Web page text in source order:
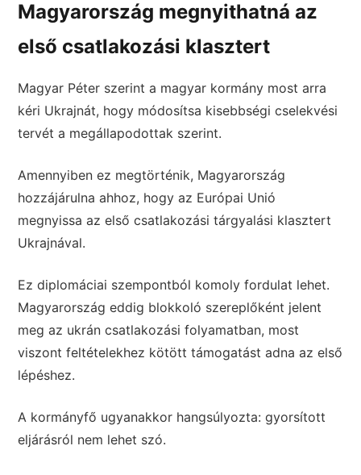
Magyarország megnyithatná az
első csatlakozási klasztert
Magyar Péter szerint a magyar kormány most arra
kéri Ukrajnát, hogy módosítsa kisebbségi cselekvési
tervét a megállapodottak szerint.
Amennyiben ez megtörténik, Magyarország
hozzájárulna ahhoz, hogy az Európai Unió
megnyissa az első csatlakozási tárgyalási klasztert
Ukrajnával.
Ez diplomáciai szempontból komoly fordulat lehet.
Magyarország eddig blokkoló szereplőként jelent
meg az ukrán csatlakozási folyamatban, most
viszont feltételekhez kötött támogatást adna az első
lépéshez.
A kormányfő ugyanakkor hangsúlyozta: gyorsított
eljárásról nem lehet szó.